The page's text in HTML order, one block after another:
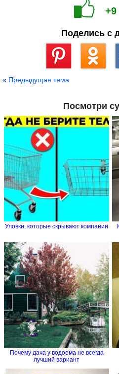
+9
Поделись с
« Предыдущая тема
Посмотри
Уловки, которые скрывают компании
Почему дача у водоема не всегда
лучший вариант